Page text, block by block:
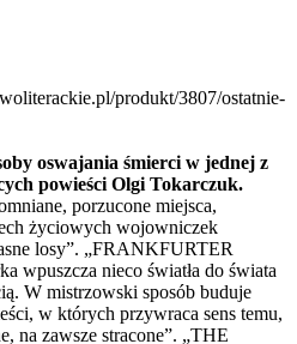
produkt/3807/ostatnie-
oswajania śmierci w jednej z
powieści Olgi Tokarczuk.
porzucone miejsca,
życiowych wojowniczek
losy”. „FRANKFURTER
wpuszcza nieco światła do świata
W mistrzowski sposób buduje
w których przywraca sens temu,
na zawsze stracone”. „THE